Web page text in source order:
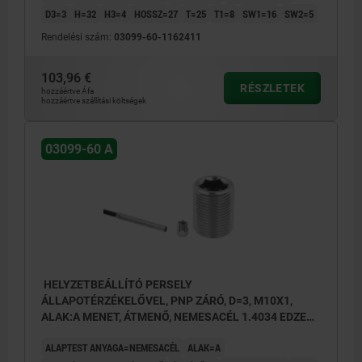
D3=3
H=32 H3=4 HOSSZ=27 T=25 T1=8 SW1=16 SW2=5
Rendelési szám: 03099-60-1162411
103,96 €
hozzáértve Áfa
hozzáértve szállítási költségek
RÉSZLETEK
03099-60 A
HELYZETBEÁLLÍTÓ PERSELY
ÁLLAPOTÉRZÉKELŐVEL, PNP ZÁRÓ, D=3, M10X1,
ALAK:A MENET, ÁTMENŐ, NEMESACÉL 1.4034 EDZETT
ALAPTEST ANYAGA=NEMESACÉL ALAK=A